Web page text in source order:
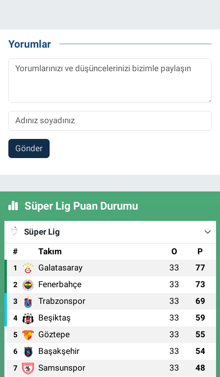
Yorumlar
Gönder
Süper Lig Puan Durumu
Süper Lig
#
Takım O P
1 Galatasaray 33 77
2 Fenerbahçe 33 73
3 Trabzonspor 33 69
4 Beşiktaş 33 59
5 Göztepe 33 55
6 Başakşehir 33 54
7 Samsunspor 33 48